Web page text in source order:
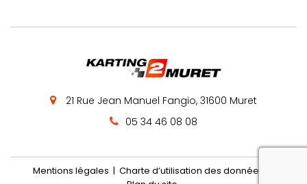
21 Rue Jean Manuel Fangio, 31600 Muret
05 34 46 08 08
Mentions légales
Charte d’utilisation des données